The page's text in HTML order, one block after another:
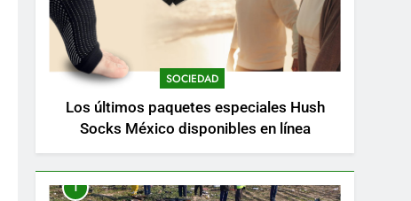
SOCIEDAD
Los últimos paquetes especiales Hush
Socks México disponibles en línea
1